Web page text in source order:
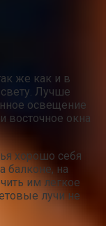
же как и в
Лучше
освещение
восточное окна
хорошо себя
балконе, на
им легкое
лучи не